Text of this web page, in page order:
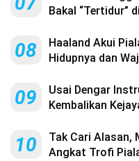
Bakal “Tertidur”
08
Haaland Akui
Hidupnya dan
09
Usai Dengar
Kembalikan
10
Tak Cari Alasan,
Angkat Trofi